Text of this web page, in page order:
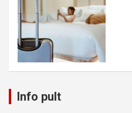
Info pult